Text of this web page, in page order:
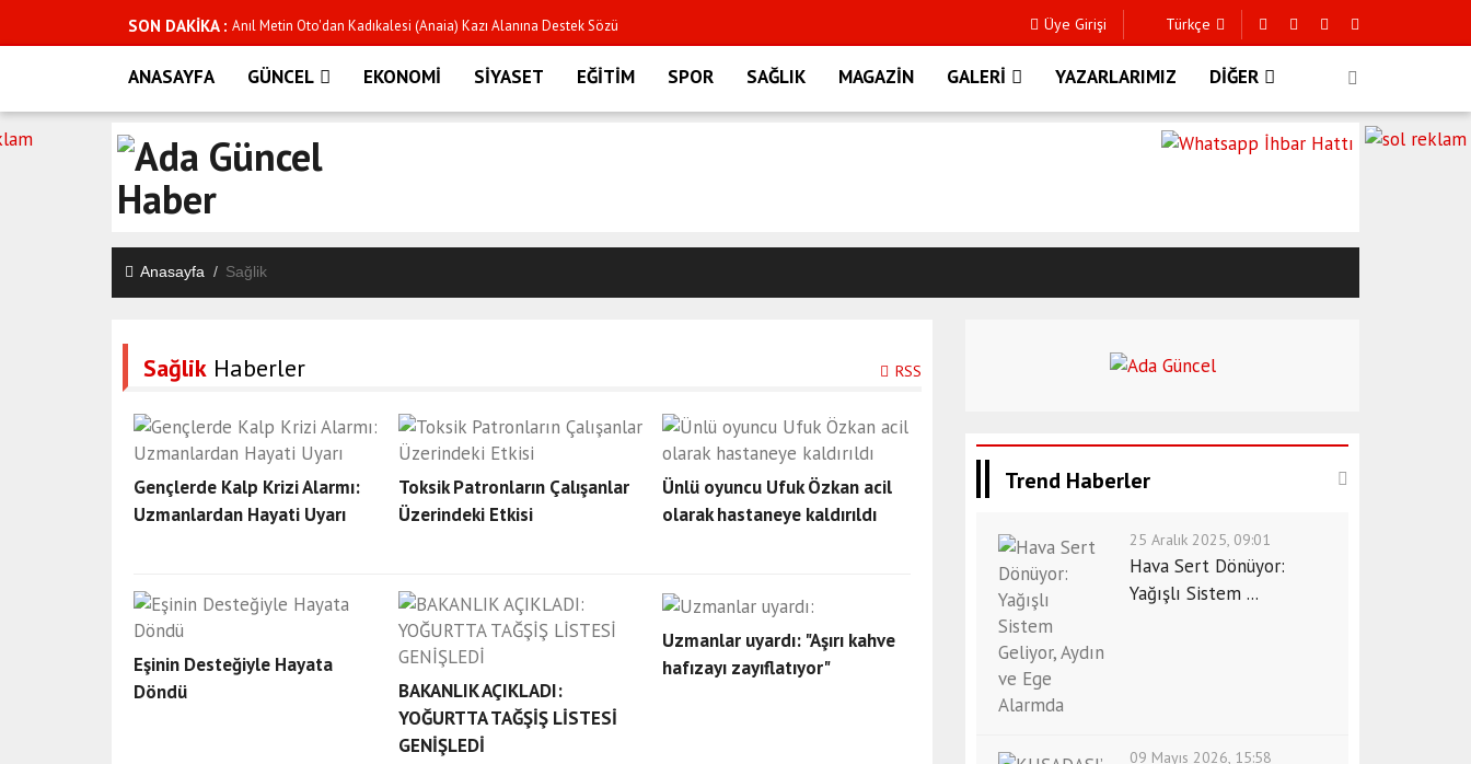
SON DAKİKA : Anıl Metin Oto'dan Kadıkalesi (Anaia) Kazı Alanına Destek Sözü
10 Yıllık Firar Sona Erdi: 15 Temmuz'un Kritik İsmi Burkay Karatepe'nin
Aydın’da patlama!
İZMİR BÜYÜKŞEHİR BELEDİYESİ YOLSUZLUK SORUŞTURMASINDA YENİ
DALGA: MİLLETVEKİLİNİN AĞABEYİ GÖZALTINDA
2026 LGS Tercih Sonuçları Açıklandı: İşte Sonuç Sorgulama Ekranı ve
Kritik Nakil Takvimi
KUTO’da Seçim Güvenliği Tartışması: Seçim Belgeleri Toplanıyor Mu?
Aydın'da 25 yılla aranan firari yakalandı
Üye Girişi Türkçe
ANASAYFA GÜNCEL EKONOMİ SİYASET EĞİTİM SPOR SAĞLIK MAGAZİN GALERİ YAZARLARIMIZ DİĞER
Anasayfa Sağlik
Sağlik Haberler RSS
Gençlerde Kalp Krizi Alarmı:
Uzmanlardan Hayati Uyarı
Toksik Patronların Çalışanlar
Üzerindeki Etkisi
Ünlü oyuncu Ufuk Özkan acil
olarak hastaneye kaldırıldı
Eşinin Desteğiyle Hayata
Döndü
BAKANLIK AÇIKLADI:
YOĞURTTA TAĞŞİŞ LİSTESİ
GENİŞLEDİ
Uzmanlar uyardı: "Aşırı kahve
hafızayı zayıflatıyor"
Trend Haberler
25 Aralık 2025, 09:01
Hava Sert Dönüyor:
Yağışlı Sistem ...
09 Mayıs 2026, 15:58